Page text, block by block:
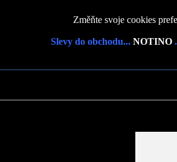
Změňte svoje cookies
Slevy do obchodu... NOTINO